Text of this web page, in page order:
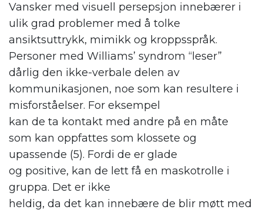
Vansker med visuell persepsjon innebærer i
ulik grad problemer med å tolke
ansiktsuttrykk, mimikk og kroppsspråk.
Personer med Williams’ syndrom “leser”
dårlig den ikke-verbale delen av
kommunikasjonen, noe som kan resultere i
misforståelser. For eksempel
kan de ta kontakt med andre på en måte
som kan oppfattes som klossete og
upassende (5). Fordi de er glade
og positive, kan de lett få en maskotrolle i
gruppa. Det er ikke
heldig, da det kan innebære de blir møtt med